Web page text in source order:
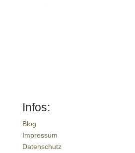
Infos:
Blog
Impressum
Datenschutz